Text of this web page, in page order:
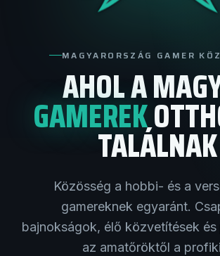
MAGYARORSZÁG GAMER
AHOL A
GAMEREK
TALÁLNAK
Közösség a hobbi- és a
gamereknek egyaránt.
bajnokságok, élő közvetítések és
az amatőröktől a